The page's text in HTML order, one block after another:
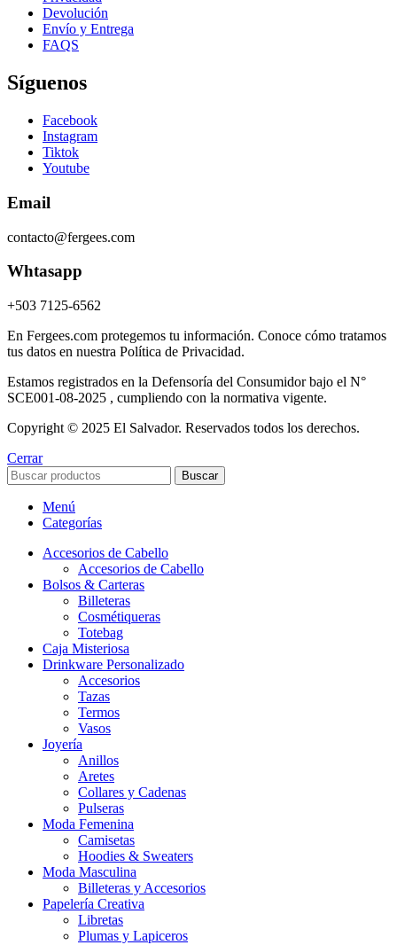
Devolución
Envío y Entrega
FAQS
Síguenos
Facebook
Instagram
Tiktok
Youtube
Email
contacto@fergees.com
Whtasapp
+503 7125-6562
En Fergees.com protegemos tu información. Conoce cómo tratamos
tus datos en nuestra Política de Privacidad.
Estamos registrados en la Defensoría del Consumidor bajo el N°
SCE001-08-2025 , cumpliendo con la normativa vigente.
Copyright © 2025 El Salvador. Reservados todos los derechos.
Cerrar
Buscar
Menú
Categorías
Accesorios de Cabello
Accesorios de Cabello
Bolsos & Carteras
Billeteras
Cosmétiqueras
Totebag
Caja Misteriosa
Drinkware Personalizado
Accesorios
Tazas
Termos
Vasos
Joyería
Anillos
Aretes
Collares y Cadenas
Pulseras
Moda Femenina
Camisetas
Hoodies & Sweaters
Moda Masculina
Billeteras y Accesorios
Papelería Creativa
Libretas
Plumas y Lapiceros